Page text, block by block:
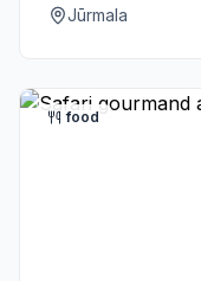
et culture spa toute
Jūrmala
food